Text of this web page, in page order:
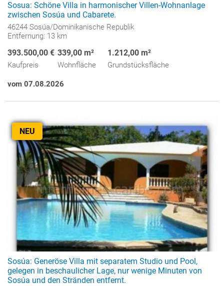
Sosua: Schöne Villa in harmonischer Villen-Wohnanlage
zwischen Sosúa und Cabarete.
46244 Sosúa/Dominikanische Republik
Entfernung: 13 km
393.500,00 €
Kaufpreis
339,00 m²
Wohnfläche
1.212,00 m²
Grundstücksfläche
vom 07.08.2026
NEU
Sosúa: Generöse Villa mit separatem Studio und Pool,
gelegen in beschaulicher Lage, nur wenige Minuten von
Sosúa und den Stränden entfernt.